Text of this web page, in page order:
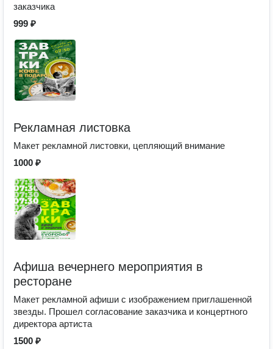
заказчика
999 ₽
Рекламная листовка
Макет рекламной листовки, цепляющий внимание
1000 ₽
Афиша вечернего мероприятия в
ресторане
Макет рекламной афиши с изображением приглашенной
звезды. Прошел согласование заказчика и концертного
директора артиста
1500 ₽